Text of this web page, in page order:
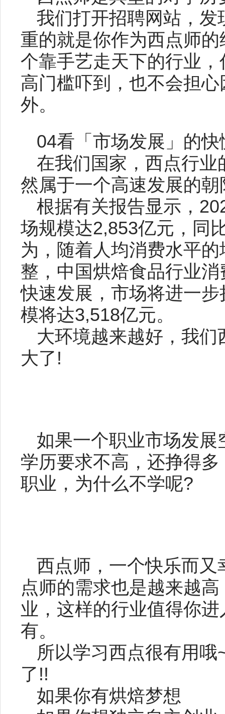
我们打开招聘网站，
重的就是你作为西点师
个靠手艺走天下的行业，
高门槛吓到，也不会担
外。
04看「市场发展」的快
在我们国家，西点行
然属于一个高速发展的朝
根据有关报告显示，
场规模达2,853亿元，同
为，随着人均消费水平
整，中国烘焙食品行业
快速发展，市场将进一
模将达3,518亿元。
大环境越来越好，我
大了!
如果一个职业市场发
学历要求不高，还挣得
职业，为什么不学呢?
西点师，一个快乐而
点师的需求也是越来越
业，这样的行业值得你
有。
所以学习西点很有用
了!!
如果你有烘焙梦想